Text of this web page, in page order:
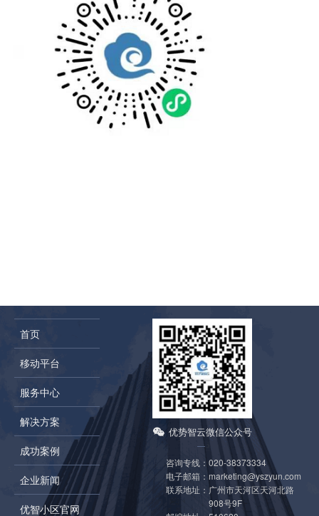
首页
移动平台
服务中心
解决方案
成功案例
企业新闻
优智小区官网
优势智云微信公众号
咨询专线： 020-38373334
电子邮箱： marketing@yszyun.com
联系地址： 广州市天河区天河北路
908号9F